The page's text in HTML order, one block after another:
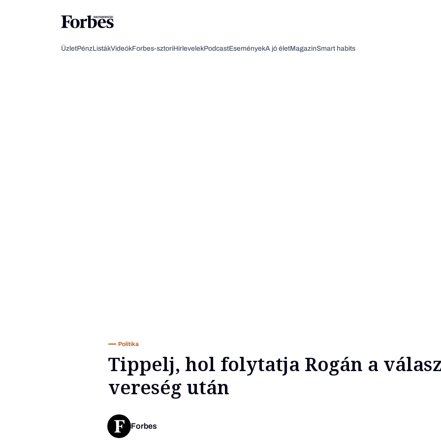
ÜzletPénzListákVideókForbes-sztoriHírlevelekPodcastEseményekA jó életMagazinSmart habits
Politika
Tippelj, hol folytatja Rogán a
vereség után
Forbes